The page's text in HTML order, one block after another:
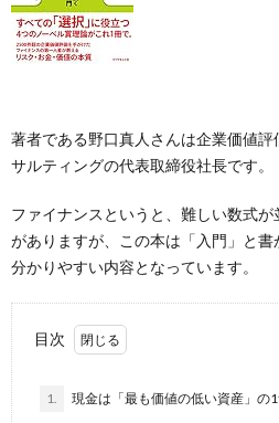
著者である野口真人さんは企業価値
サルティングの代表取締役社長です。
ファイナンスというと、難しい数式
がありますが、この本は「入門」と
分かりやすい内容となっています。
目次
1. 現金は「最も価値の低い資産」の